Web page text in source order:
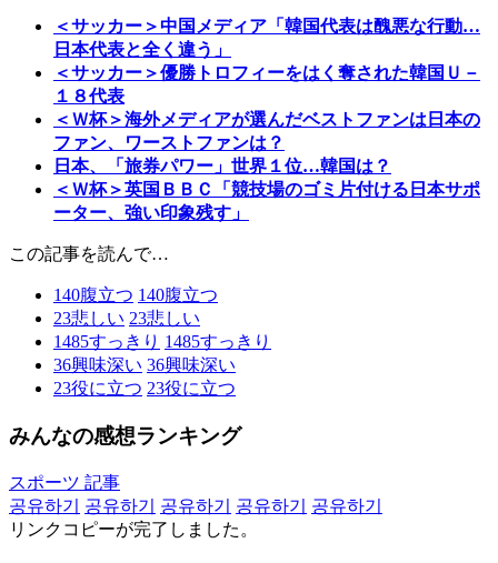
＜サッカー＞中国メディア「韓国代表は醜悪な行動…
日本代表と全く違う」
＜サッカー＞優勝トロフィーをはく奪された韓国Ｕ－
１８代表
＜Ｗ杯＞海外メディアが選んだベストファンは日本の
ファン、ワーストファンは？
日本、「旅券パワー」世界１位…韓国は？
＜Ｗ杯＞英国ＢＢＣ「競技場のゴミ片付ける日本サポ
ーター、強い印象残す」
この記事を読んで…
140腹立つ 140腹立つ
23悲しい 23悲しい
1485すっきり 1485すっきり
36興味深い 36興味深い
23役に立つ 23役に立つ
みんなの感想ランキング
スポーツ 記事
공유하기
공유하기 공유하기 공유하기
공유하기
リンクコピーが完了しました。